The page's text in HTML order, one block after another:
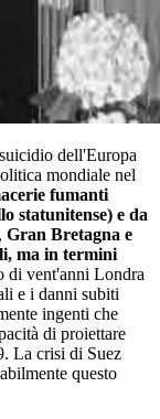
dell'Europa
mondiale nel
fumanti
statunitense) e da
Gran Bretagna e
ma in termini
di vent'anni Londra
e i danni subiti
ingenti che
di proiettare
La crisi di Suez
questo